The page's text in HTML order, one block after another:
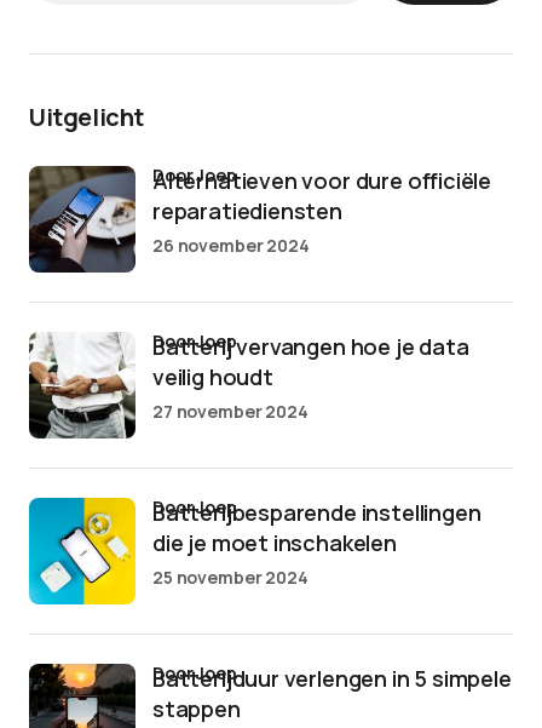
Uitgelicht
Alternatieven voor dure officiële
reparatiediensten
door Joep
26 november 2024
Batterij vervangen hoe je data
veilig houdt
door Joep
27 november 2024
Batterijbesparende instellingen
die je moet inschakelen
door Joep
25 november 2024
Batterijduur verlengen in 5 simpele
stappen
door Joep